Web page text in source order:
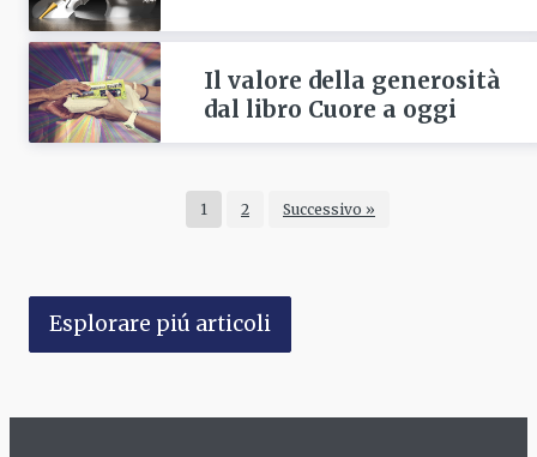
Il valore della generosità
dal libro Cuore a oggi
1 2 Successivo »
Esplorare piú articoli